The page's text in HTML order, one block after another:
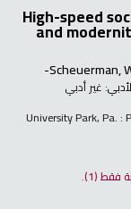
High-speed
and
Scheuerman,
غير أدبي
University Park, Pa. :
فقط(1).